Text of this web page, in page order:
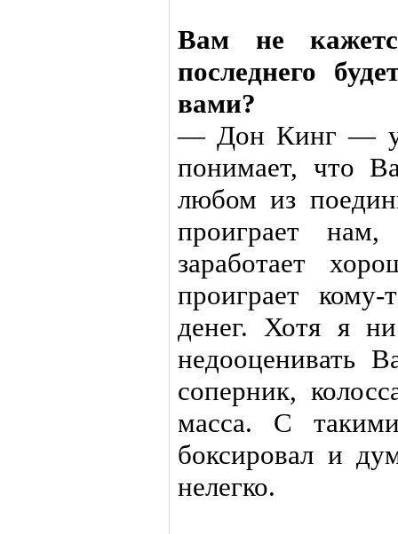
Вам не
последнего
вами?
— Дон Кинг —
понимает, что
любом из
проиграет
заработает
проиграет
денег. Хотя я
недооценивать
соперник,
масса. С
боксировал и
нелегко.